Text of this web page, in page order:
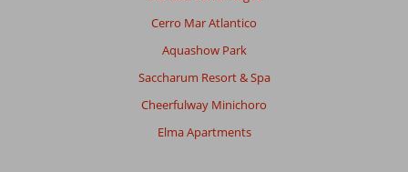
Cerro Mar Atlantico
Aquashow Park
Saccharum Resort & Spa
Cheerfulway Minichoro
Elma Apartments